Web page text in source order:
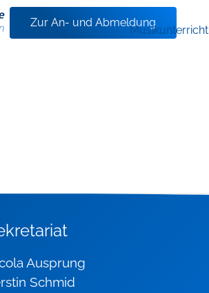
Zur An- und Abmeldung
Musikunterricht
Ausprung
Schmid